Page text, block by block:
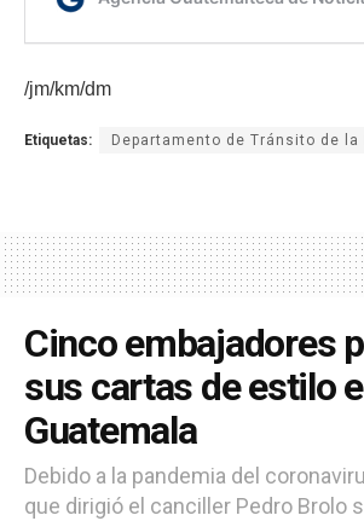
/jm/km/dm
Etiquetas: Departamento de Tránsito de la
Cinco embajadores
sus cartas de estilo
Guatemala
Debido a la pandemia del
que dirigió el canciller Pedro Brolo